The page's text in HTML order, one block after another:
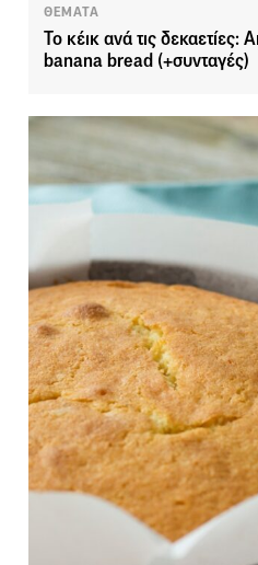
ΘΕΜΑΤΑ
Το κέικ ανά τις δεκαετίες:
banana bread (+συνταγές)